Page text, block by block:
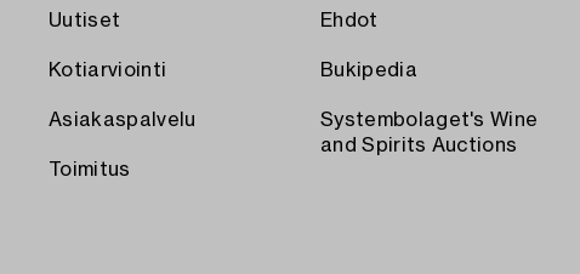
Uutiset
Kotiarviointi
Asiakaspalvelu
Toimitus
Ehdot
Bukipedia
Systembolaget's Wine
and Spirits Auctions